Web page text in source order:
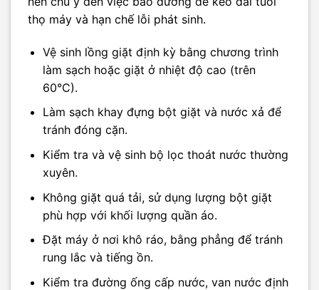
thọ máy và hạn chế lỗi phát sinh.
Vệ sinh lồng giặt định kỳ bằng chương trình
làm sạch hoặc giặt ở nhiệt độ cao (trên
60°C).
Làm sạch khay đựng bột giặt và nước xả để
tránh đóng cặn.
Kiểm tra và vệ sinh bộ lọc thoát nước thường
xuyên.
Không giặt quá tải, sử dụng lượng bột giặt
phù hợp với khối lượng quần áo.
Đặt máy ở nơi khô ráo, bằng phẳng để tránh
rung lắc và tiếng ồn.
Kiểm tra đường ống cấp nước, van nước định